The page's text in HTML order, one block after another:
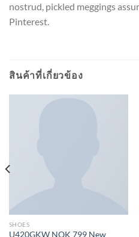
nostrud, pickled meggings
Pinterest.
สินค้าที่เกี่ยวข้อง
SHOES
U420GKW NOK 799 New